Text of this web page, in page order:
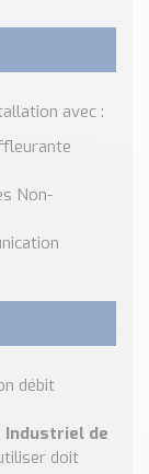
avec :
Non-
débit
Industriel de
doit